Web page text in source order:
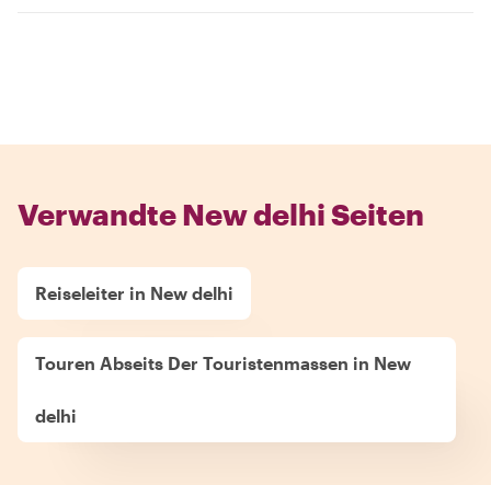
Verwandte New delhi Seiten
Reiseleiter in New delhi
Touren Abseits Der Touristenmassen in New
delhi